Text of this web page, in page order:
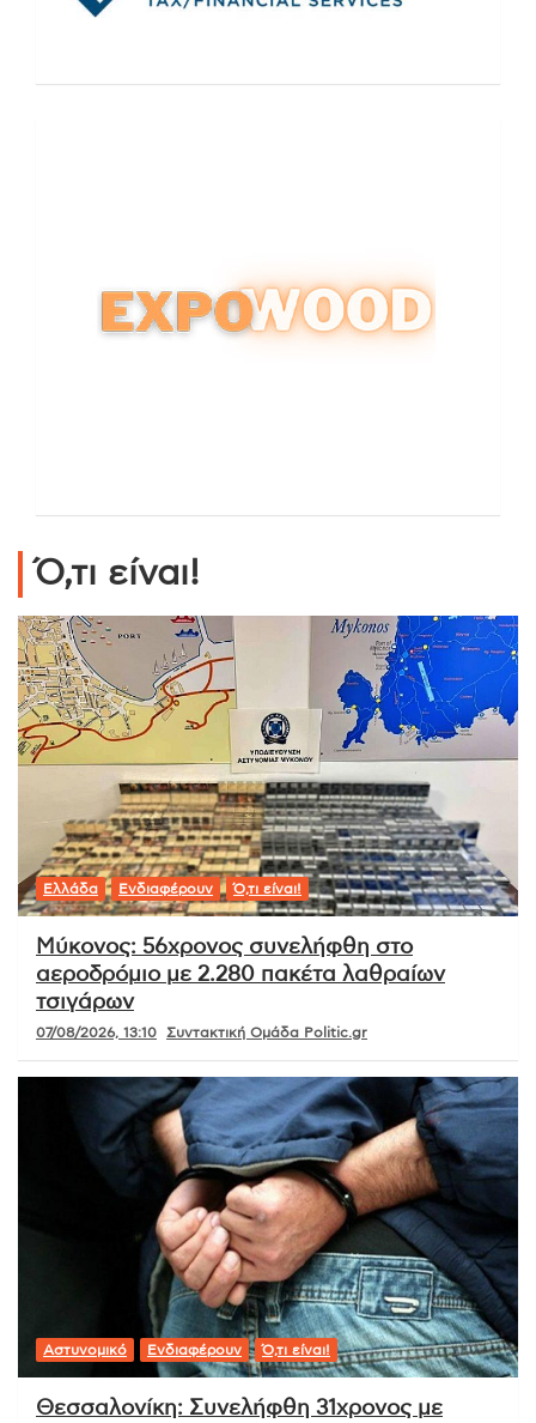
Ό,τι είναι!
Ελλάδα Ενδιαφέρουν Ό,τι είναι!
Μύκονος: 56χρονος συνελήφθη στο
αεροδρόμιο με 2.280 πακέτα λαθραίων
τσιγάρων
07/08/2026, 13:10 Συντακτική Ομάδα Politic.gr
Αστυνομικό Ενδιαφέρουν Ό,τι είναι!
Θεσσαλονίκη: Συνελήφθη 31χρονος με